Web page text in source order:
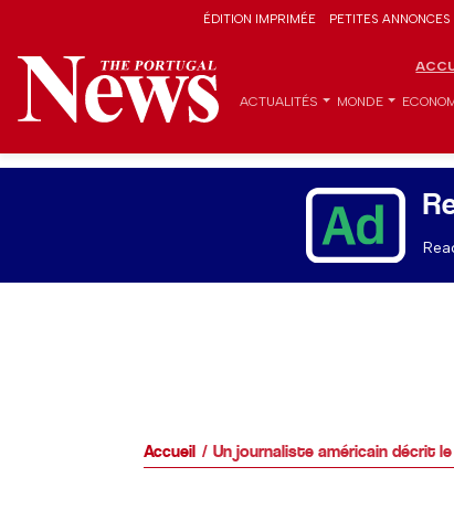
ÉDITION IMPRIMÉE PETITES ANNONCES
ACTUALITÉS MONDE
Accueil Un journaliste américain décrit